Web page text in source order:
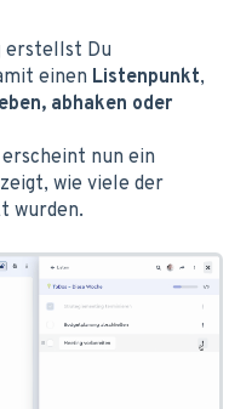
erstellst Du
einen Listenpunkt,
abhaken oder
nun ein
wie viele der
wurden.